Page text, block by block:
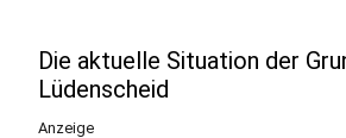
Die aktuelle Situation der
Lüdenscheid
Anzeige